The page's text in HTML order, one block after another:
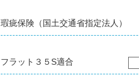
瑕疵保険（国土交通省指定法人）
フラット３５S適合